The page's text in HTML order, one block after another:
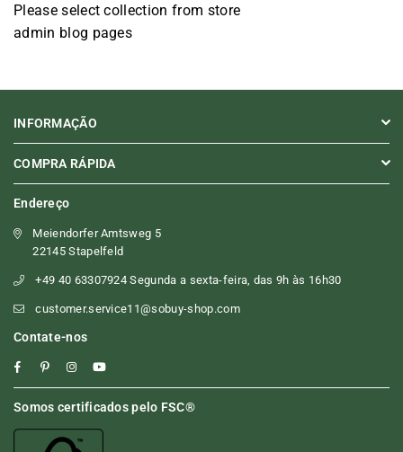
Please select collection from store
admin blog pages
INFORMAÇÃO
COMPRA RÁPIDA
Endereço
Meiendorfer Amtsweg 5
22145 Stapelfeld
+49 40 63307924 Segunda a sexta-feira, das 9h às 16h30
customer.service11@sobuy-shop.com
Contate-nos
FacebookPinterestInstagramYouTube
Somos certificados pelo FSC®